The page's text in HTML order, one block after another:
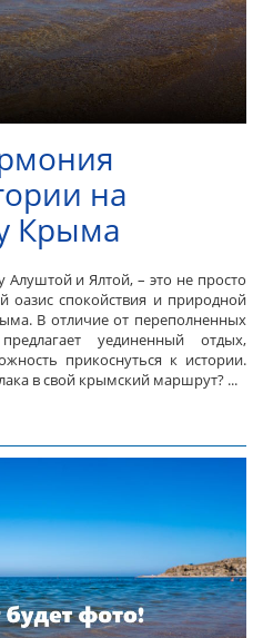
на
Крыма
и Ялтой, – это не просто
оазис спокойствия и природной
В отличие от переполненных
уединенный отдых,
прикоснуться к истории.
в свой крымский маршрут? ...